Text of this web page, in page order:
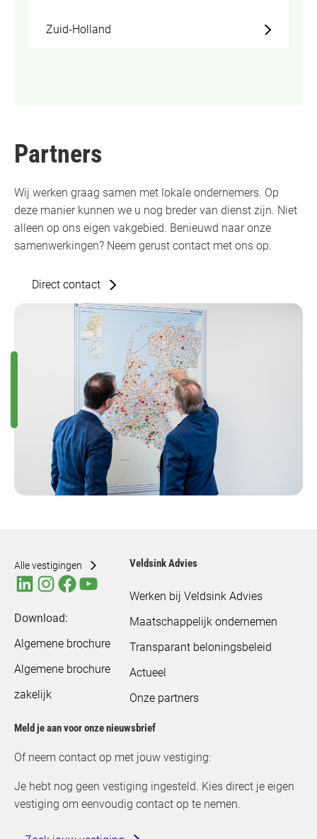
Zuid-Holland
Partners
Wij werken graag samen met lokale ondernemers. Op
deze manier kunnen we u nog breder van dienst zijn. Niet
alleen op ons eigen vakgebied. Benieuwd naar onze
samenwerkingen? Neem gerust contact met ons op.
Direct contact
Alle vestigingen
Download:
Algemene brochure
Algemene brochure
zakelijk
Veldsink Advies
Werken bij Veldsink Advies
Maatschappelijk ondernemen
Transparant beloningsbeleid
Actueel
Onze partners
Meld je aan voor onze nieuwsbrief
Of neem contact op met jouw vestiging:
Je hebt nog geen vestiging ingesteld. Kies direct je eigen
vestiging om eenvoudig contact op te nemen.